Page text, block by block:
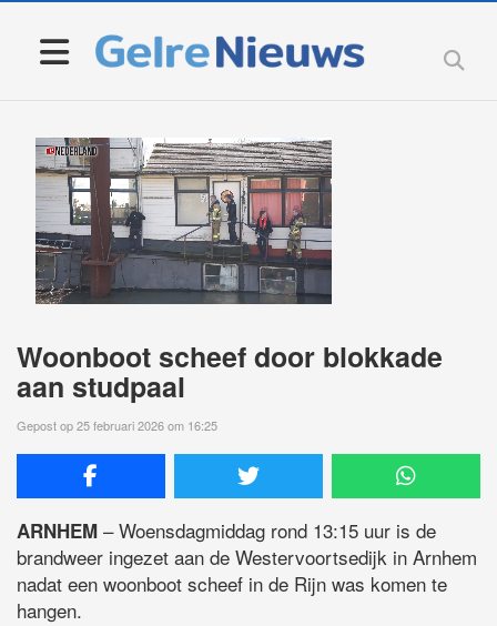
Woonboot scheef door blokkade
aan studpaal
Gepost op 25 februari 2026 om 16:25
ARNHEM – Woensdagmiddag rond 13:15 uur is de
brandweer ingezet aan de Westervoortsedijk in Arnhem
nadat een woonboot scheef in de Rijn was komen te
hangen.